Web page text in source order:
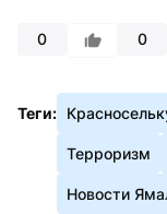
0 0
Теги:
Терроризм
Новости